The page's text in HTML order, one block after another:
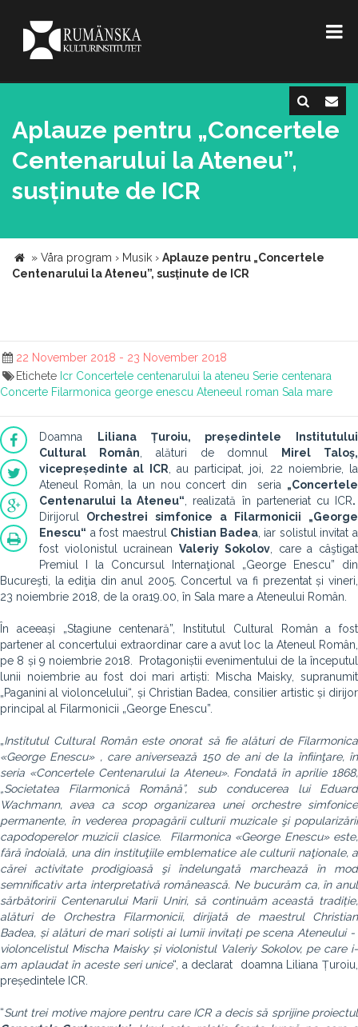
Aplauze pentru „Concertele
Centenarului la Ateneu”,
susținute de ICR
» Våra program › Musik › Aplauze pentru „Concertele
Centenarului la Ateneu”, susținute de ICR
22 November 2018 - 23 November 2018
Etichete Icr Concertele centenarului la ateneu Serie centenara
Concerte Filarmonica george enescu Ateneeul roman Sala mare
Doamna
Liliana Țuroiu, președintele Institutului
Cultural Român , alături de domnul
Mirel Taloș,
vicepreședinte al ICR , au participat, joi, 22 noiembrie, la
Ateneul Român, la un nou concert din seria „Concertele
Centenarului la Ateneu“ , realizată în parteneriat cu ICR.
Dirijorul
Orchestrei simfonice a Filarmonicii „George
Enescu“ a fost maestrul Chistian Badea, iar solistul invitat a
fost violonistul ucraineanValeriy Sokolov, care a câştigat
Premiul I la Concursul Internaţional „George Enescu” din
Bucureşti, la ediţia din anul 2005. Concertul va fi prezentat și vineri,
23 noiembrie 2018, de la ora19.00, în Sala mare a Ateneului Român.
În aceeași „Stagiune centenară”, Institutul Cultural Român a fost
partener al concertului extraordinar care a avut loc la Ateneul Român,
pe 8 și 9 noiembrie 2018.
Protagoniștii evenimentului de la începutul
lunii noiembrie au fost doi mari artiști: Mischa Maisky, supranumit
„Paganini al violoncelului“, și Christian Badea, consilier artistic și dirijor
principal al Filarmonicii „George Enescu”.
„Institutul Cultural Român este onorat să fie alături de Filarmonica
«George Enescu» , care aniversează 150 de ani de la înfiinţare, în
seria «Concertele Centenarului la Ateneu». Fondată în aprilie 1868,
„Societatea Filarmonică Română”, sub conducerea lui Eduard
Wachmann, avea ca scop organizarea unei orchestre simfonice
permanente, în vederea propagării culturii muzicale şi popularizării
capodoperelor muzicii clasice. Filarmonica «George Enescu» este,
fără îndoială, una din instituţiile emblematice ale culturii naţionale, a
cărei activitate prodigioasă şi îndelungată marchează în mod
semnificativ arta interpretativă românească. Ne bucurăm ca, în anul
sărbătoririi Centenarului Marii Uniri, să continuăm această tradiție,
alături de Orchestra Filarmonicii, dirijată de maestrul Christian
Badea, și alături de mari soliști ai lumii invitați pe scena Ateneului -
violoncelistul Mischa Maisky și violonistul Valeriy Sokolov, pe care i-
am aplaudat în aceste seri unice“, a declarat doamna Liliana Țuroiu,
președintele ICR.
“Sunt trei motive majore pentru care ICR a decis să sprijine proiectul